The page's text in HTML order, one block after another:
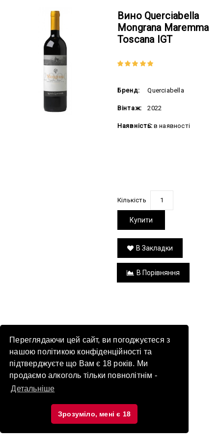
Переглядаючи цей сайт, ви погоджуєтеся з
нашою політикою конфіденційності та
підтверджуєте що Вам є 18 років. Ми
продаємо алкоголь тільки повнолітнім -
Детальніше
Зрозуміло, мені є 18
Вино Querciabella
Mongrana Maremma
Toscana IGT
Бренд: Querciabella
Вінтаж: 2022
Наявність:Є в наявності
Кількість
Купити
В Закладки
В Порівняння